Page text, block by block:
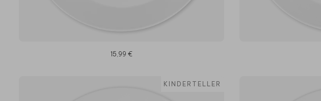
15,99 €
KINDERTELLER